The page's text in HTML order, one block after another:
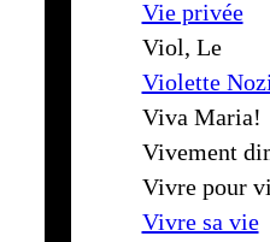
Vie privée
Viol, Le
Violette
Viva Maria!
Vivement
Vivre pour
Vivre sa vie